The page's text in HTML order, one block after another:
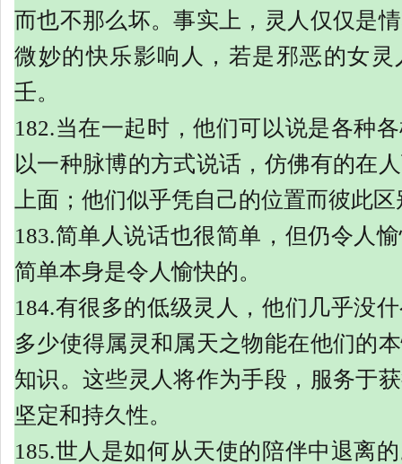
而也不那么坏。事实上，灵人仅仅是
微妙的快乐影响人，若是邪恶的女灵
壬。
182.当在一起时，他们可以说是各种
以一种脉博的方式说话，仿佛有的在
上面；他们似乎凭自己的位置而彼此
183.简单人说话也很简单，但仍令人
简单本身是令人愉快的。
184.有很多的低级灵人，他们几乎没
多少使得属灵和属天之物能在他们的
知识。这些灵人将作为手段，服务于
坚定和持久性。
185.世人是如何从天使的陪伴中退离